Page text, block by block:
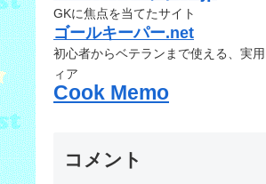
GKに焦点を当てたサイト
ゴールキーパー.net
初心者からベテランまで使える、実
ィア
Cook Memo
コメント